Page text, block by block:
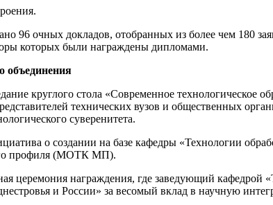
96 очных докладов, отобранных из более чем 180
которых были награждены дипломами.
объединения
круглого стола «Современное технологическое
технических вузов и общественных
суверенитета.
о создании на базе кафедры «Технологии
профиля (МОТК МП).
церемония награждения, где заведующий
и России» за весомый вклад в научную